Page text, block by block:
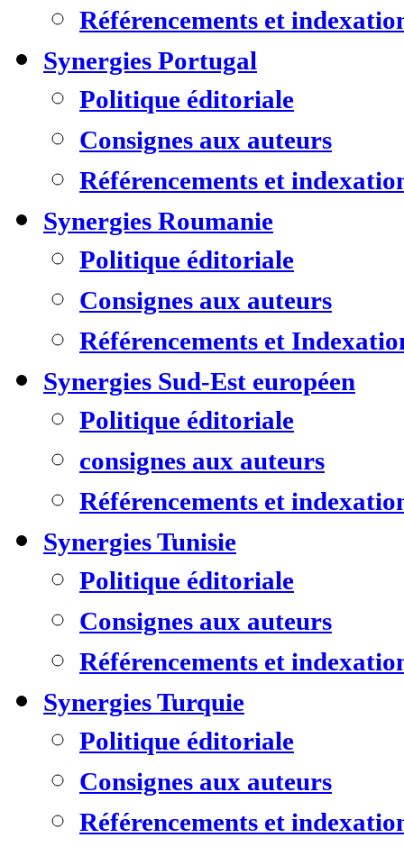
Référencements et
Synergies Portugal
Politique éditoriale
Consignes aux auteurs
Référencements et
Synergies Roumanie
Politique éditoriale
Consignes aux auteurs
Référencements et
Synergies Sud-Est européen
Politique éditoriale
consignes aux auteurs
Référencements et
Synergies Tunisie
Politique éditoriale
Consignes aux auteurs
Référencements et
Synergies Turquie
Politique éditoriale
Consignes aux auteurs
Référencements et